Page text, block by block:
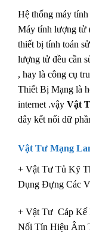
Hệ thống máy
Máy tính lượng tử
thiết bị tính toán
lượng tử đều cần
, hay là công cụ
Thiết Bị Mạng là
internet .vậy Vật
dây kết nối dữ
Vật Tư Mạng
+ Vật Tư Tủ Kỹ
Dụng Đựng Các
+ Vật Tư Cáp Kế
Nối Tín Hiệu Âm